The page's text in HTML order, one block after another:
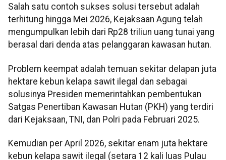
Salah satu contoh sukses solusi tersebut adalah
terhitung hingga Mei 2026, Kejaksaan Agung telah
mengumpulkan lebih dari Rp28 triliun uang tunai yang
berasal dari denda atas pelanggaran kawasan hutan.
Problem keempat adalah temuan sekitar delapan juta
hektare kebun kelapa sawit ilegal dan sebagai
solusinya Presiden memerintahkan pembentukan
Satgas Penertiban Kawasan Hutan (PKH) yang terdiri
dari Kejaksaan, TNI, dan Polri pada Februari 2025.
Kemudian per April 2026, sekitar enam juta hektare
kebun kelapa sawit ilegal (setara 12 kali luas Pulau